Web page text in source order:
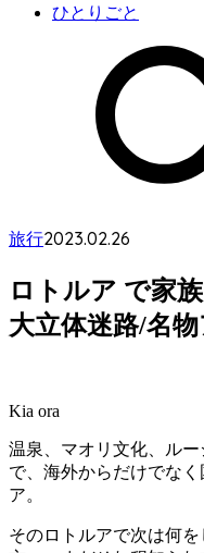
ひとりごと
旅行2023.02.26
ロトルア で家
大立体迷路/名
Kia ora
温泉、マオリ文化、ル
で、海外からだけでな
ア。
そのロトルアで次は何